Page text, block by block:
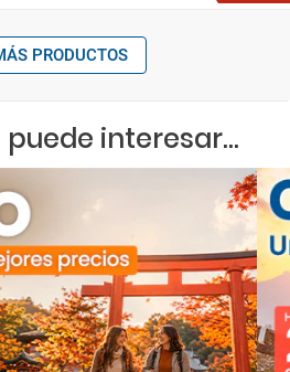
PRODUCTOS
interesar...